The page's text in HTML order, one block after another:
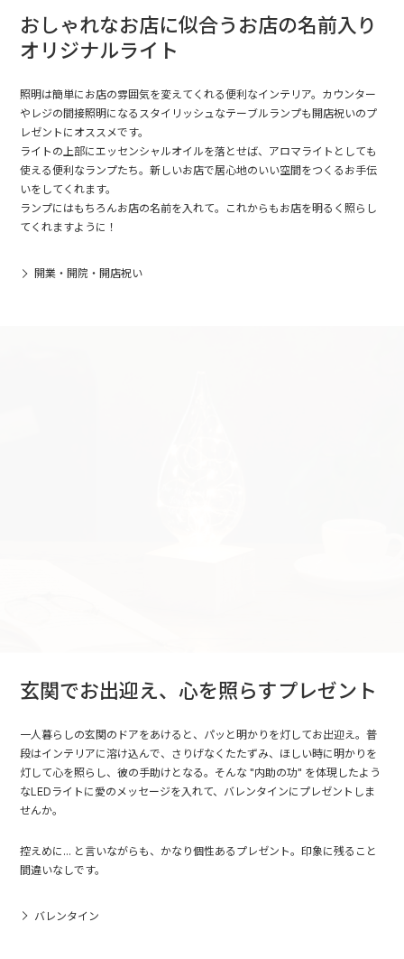
おしゃれなお店に似合うお店の名前入り
オリジナルライト
照明は簡単にお店の雰囲気を変えてくれる便利なインテリア。カウンター
やレジの間接照明になるスタイリッシュなテーブルランプも開店祝いのプ
レゼントにオススメです。
ライトの上部にエッセンシャルオイルを落とせば、アロマライトとしても
使える便利なランプたち。新しいお店で居心地のいい空間をつくるお手伝
いをしてくれます。
ランプにはもちろんお店の名前を入れて。これからもお店を明るく照らし
てくれますように！
開業・開院・開店祝い
玄関でお出迎え、心を照らすプレゼント
一人暮らしの玄関のドアをあけると、パッと明かりを灯してお出迎え。普
段はインテリアに溶け込んで、さりげなくたたずみ、ほしい時に明かりを
灯して心を照らし、彼の手助けとなる。そんな "内助の功" を体現したよう
なLEDライトに愛のメッセージを入れて、バレンタインにプレゼントしま
せんか。
控えめに... と言いながらも、かなり個性あるプレゼント。印象に残ること
間違いなしです。
バレンタイン